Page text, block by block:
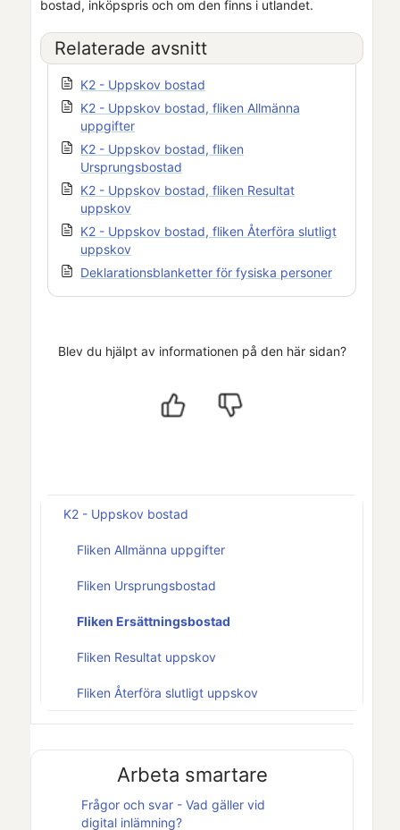
bostad, inköpspris och om den finns i utlandet.
Relaterade avsnitt
K2 - Uppskov bostad
K2 - Uppskov bostad, fliken Allmänna
uppgifter
K2 - Uppskov bostad, fliken
Ursprungsbostad
K2 - Uppskov bostad, fliken Resultat
uppskov
K2 - Uppskov bostad, fliken Återföra slutligt
uppskov
Deklarationsblanketter för fysiska personer
Blev du hjälpt av informationen på den här sidan?
K2 - Uppskov bostad
Fliken Allmänna uppgifter
Fliken Ursprungsbostad
Fliken Ersättningsbostad
Fliken Resultat uppskov
Fliken Återföra slutligt uppskov
Arbeta smartare
Frågor och svar - Vad gäller vid
digital inlämning?